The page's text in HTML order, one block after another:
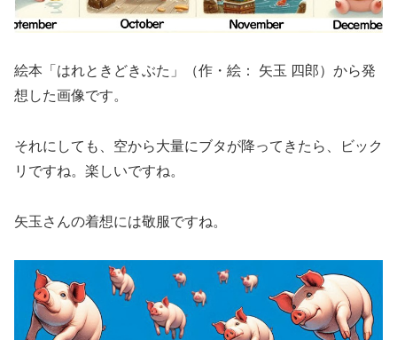
絵本「はれときどきぶた」（作・絵： 矢玉 四郎）から発
想した画像です。
それにしても、空から大量にブタが降ってきたら、ビック
リですね。楽しいですね。
矢玉さんの着想には敬服ですね。